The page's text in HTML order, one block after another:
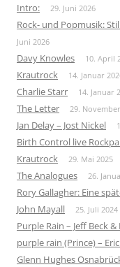
Intro: 29. Juni 2026
Rock- und Popmusik:
Juni 2026
Davy Knowles 10. April
Krautrock 14. Januar
Charlie Starr 14. Januar
The Letter 29.
Jan Delay – Jost Nickel
Birth Control live
Krautrock 29. Mai 2025
The Analogues 26.
Rory Gallagher: Eine
John Mayall 25. Juli 2024
Purple Rain – Jeff Beck
purple rain (Prince) –
Glenn Hughes